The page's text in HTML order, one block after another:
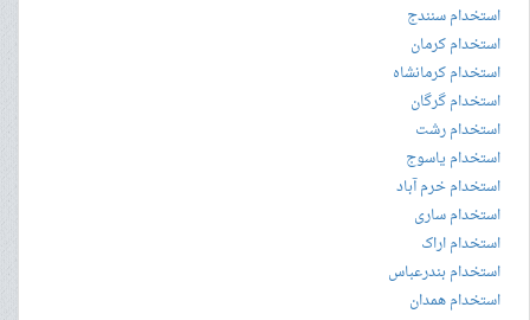
استخدام سنندج
استخدام کرمان
استخدام کرمانشاه
استخدام گرگان
استخدام رشت
استخدام یاسوج
استخدام خرم آباد
استخدام ساری
استخدام اراک
استخدام بندرعباس
استخدام همدان